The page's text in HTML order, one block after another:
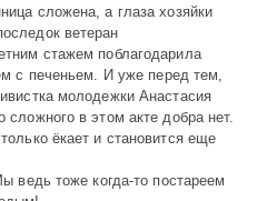
сложена, а глаза хозяйки
ветеран
стажем поблагодарила
с печеньем. И уже перед тем,
молодежки Анастасия
сложного в этом акте добра нет.
ёкает и становится еще
ведь тоже когда-то постареем